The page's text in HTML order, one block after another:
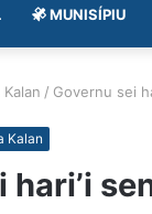
MUNISÍPIU
/ Governu sei
Kalan
hari’i